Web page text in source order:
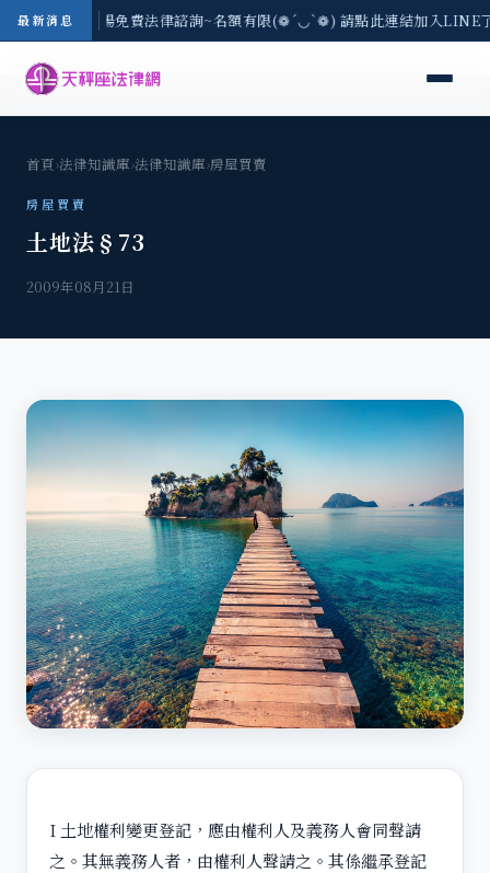
最新消息
區-8/3(一) 現場免費法律諮詢~名額有限(❁´◡`❁) 請點此連結加入
首頁›法律知識庫›法律知識庫›房屋買賣
房屋買賣
土地法§73
2009年08月21日
I 土地權利變更登記，應由權利人及義務人會同聲請
之。其無義務人者，由權利人聲請之。其係繼承登記